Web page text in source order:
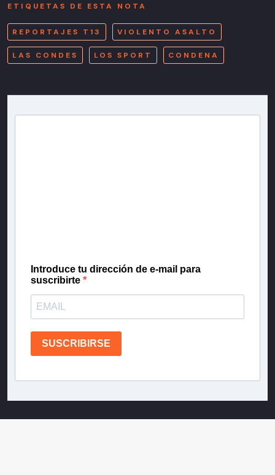
ETIQUETAS DE ESTA NOTA
REPORTAJES T13 VIOLENTO ASALTO
LAS CONDES LOS SPORT CONDENA
Introduce tu dirección de e-mail para
suscribirte
SUSCRIBIRSE